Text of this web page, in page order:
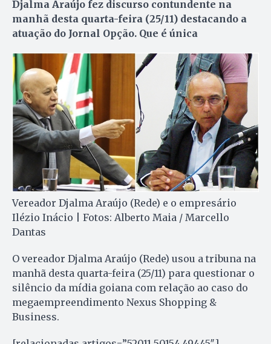
Djalma Araújo fez discurso contundente na
manhã desta quarta-feira (25/11) destacando a
atuação do Jornal Opção. Que é única
Vereador Djalma Araújo (Rede) e o empresário
Ilézio Inácio | Fotos: Alberto Maia / Marcello
Dantas
O vereador Djalma Araújo (Rede) usou a tribuna na
manhã desta quarta-feira (25/11) para questionar o
silêncio da mídia goiana com relação ao caso do
megaempreendimento Nexus Shopping &
Business.